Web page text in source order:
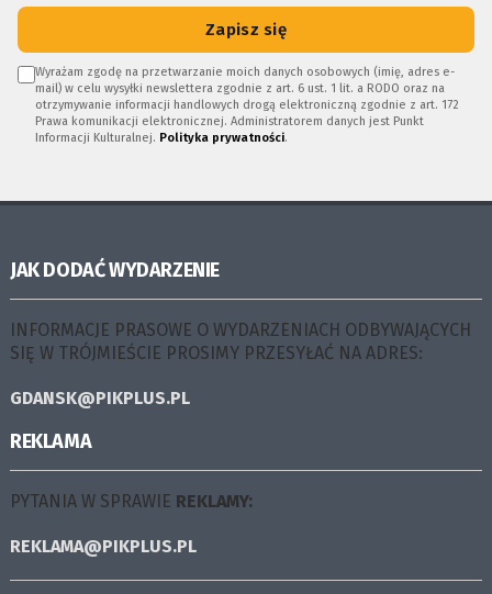
Zapisz się
Wyrażam zgodę na przetwarzanie moich danych osobowych (imię, adres e-
mail) w celu wysyłki newslettera zgodnie z art. 6 ust. 1 lit. a RODO oraz na
otrzymywanie informacji handlowych drogą elektroniczną zgodnie z art. 172
Prawa komunikacji elektronicznej. Administratorem danych jest Punkt
Informacji Kulturalnej. Polityka prywatności.
JAK DODAĆ WYDARZENIE
INFORMACJE PRASOWE O WYDARZENIACH ODBYWAJĄCYCH
SIĘ W TRÓJMIEŚCIE PROSIMY PRZESYŁAĆ NA ADRES:
GDANSK@PIKPLUS.PL
REKLAMA
PYTANIA W SPRAWIE REKLAMY:
REKLAMA@PIKPLUS.PL